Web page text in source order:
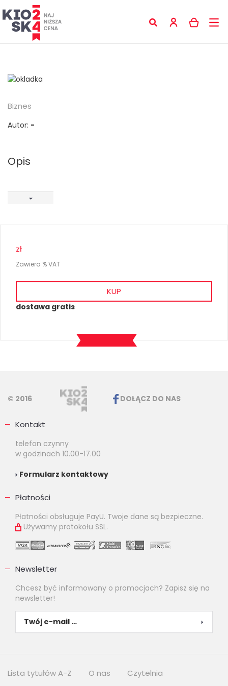
Biznes
Autor: -
Opis
zł
Zawiera % VAT
KUP
dostawa gratis
© 2016 DOŁĄCZ DO NAS
Kontakt
telefon czynny
w godzinach 10.00-17.00
Formularz kontaktowy
Płatności
Płatności obsługuje PayU. Twoje dane są bezpieczne.
Używamy protokołu SSL.
Newsletter
Chcesz być informowany o promocjach? Zapisz się na
newsletter!
Lista tytułów A-Z O nas Czytelnia